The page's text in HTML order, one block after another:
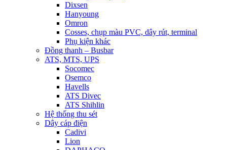
Dixsen
Hanyoung
Omron
Cosses, chụp màu PVC, dây rút, terminal
Phụ kiện khác
Đồng thanh – Busbar
ATS, MTS, UPS
Socomec
Osemco
Havells
ATS Divec
ATS Shihlin
Hệ thống thu sét
Dây cáp điện
Cadivi
Lion